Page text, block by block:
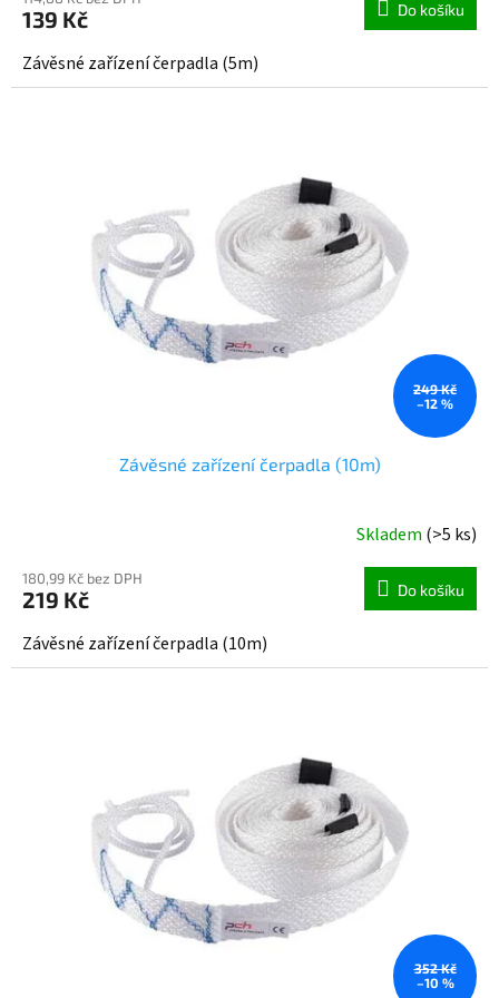
139 Kč Do košíku
Závěsné zařízení čerpadla (5m)
249 Kč
–12 %
Závěsné zařízení čerpadla (10m)
Skladem (>5 ks)
180,99 Kč bez DPH
219 Kč Do košíku
Závěsné zařízení čerpadla (10m)
352 Kč
–10 %